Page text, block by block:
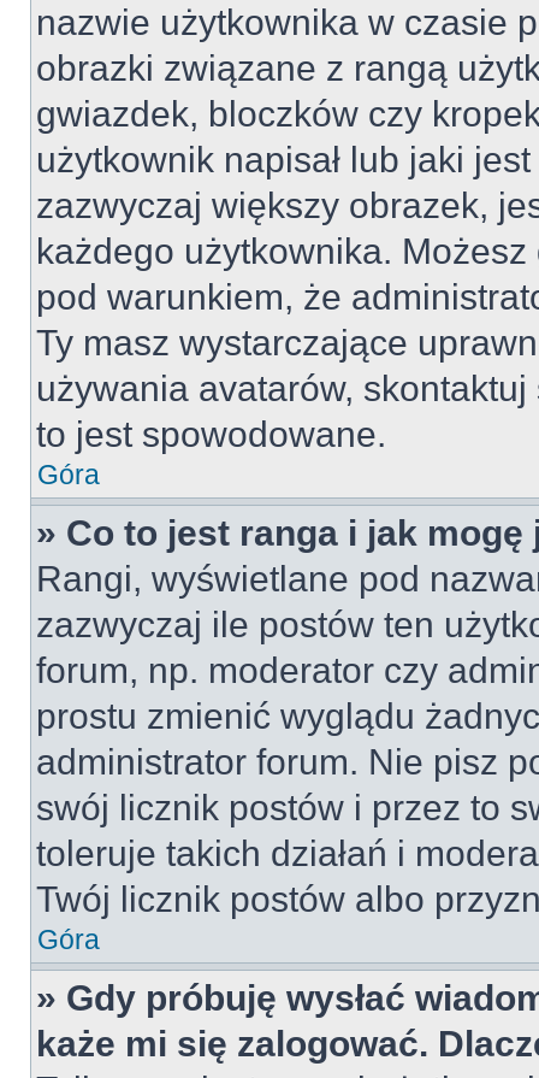
nazwie użytkownika w czasie
obrazki związane z rangą
gwiazdek, bloczków czy
użytkownik napisał lub jaki
zazwyczaj większy obrazek,
każdego użytkownika.
pod warunkiem, że
Ty masz wystarczające
używania avatarów,
to jest spowodowane.
Góra
» Co to jest ranga i jak mogę
Rangi, wyświetlane pod
zazwyczaj ile postów ten
forum, np. moderator czy
prostu zmienić wyglądu
administrator forum. Nie pisz
swój licznik postów i przez to
toleruje takich działań i
Twój licznik postów albo
Góra
» Gdy próbuję wysłać
każe mi się zalogować.